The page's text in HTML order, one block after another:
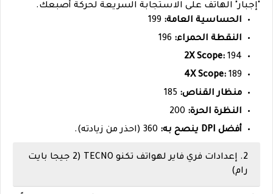
"إجبار" الهاتف على الاستجابة السريعة لحركة أصبعك.
الحساسية العامة:
النقطة الحمراء:
2X Scope: 194
4X Scope: 189
منظار القناص:
النظرة الحرة:
أفضل DPI ينصح به:
2. إعدادات فري فاير لهواتف تكنو TECNO (2 جيجا بايت
رام)